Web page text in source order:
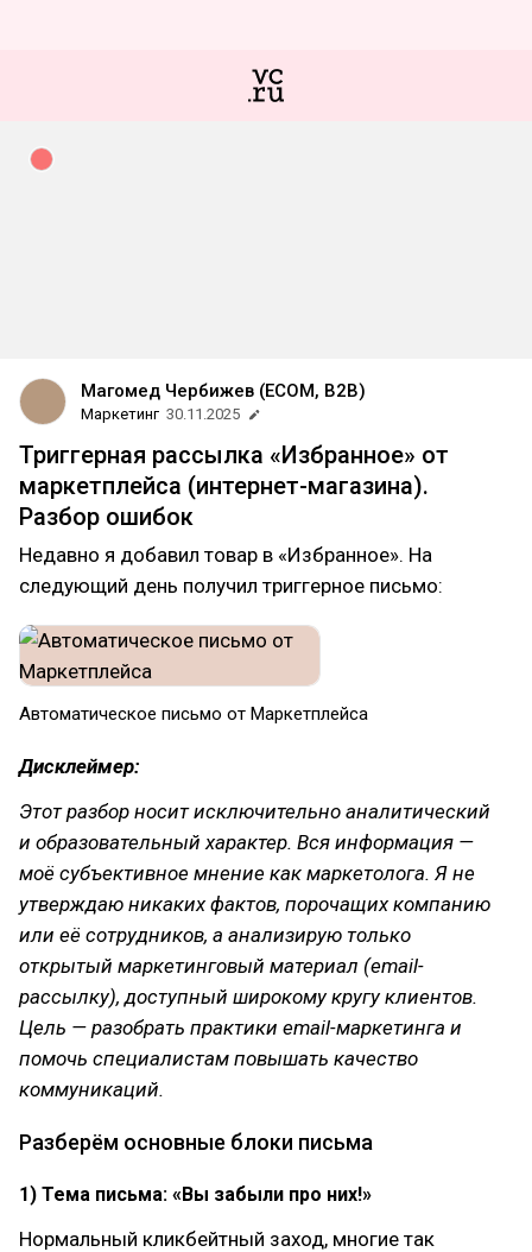
Магомед Чербижев (ECOM, B2B)
Маркетинг 30.11.2025
Триггерная рассылка «Избранное» от
маркетплейса (интернет-магазина).
Разбор ошибок
Недавно я добавил товар в «Избранное». На
следующий день получил триггерное письмо:
Автоматическое письмо от Маркетплейса
Дисклеймер:
Этот разбор носит исключительно аналитический
и образовательный характер. Вся информация —
моё субъективное мнение как маркетолога. Я не
утверждаю никаких фактов, порочащих компанию
или её сотрудников, а анализирую только
открытый маркетинговый материал (email-
рассылку), доступный широкому кругу клиентов.
Цель — разобрать практики email-маркетинга и
помочь специалистам повышать качество
коммуникаций.
Разберём основные блоки письма
1) Тема письма: «Вы забыли про них!»
Нормальный кликбейтный заход, многие так